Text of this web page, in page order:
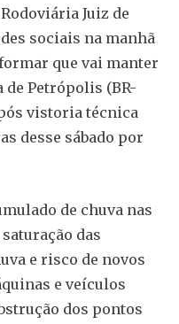
Juiz de
sociais na manhã
que vai manter
de Petrópolis (BR-
vistoria técnica
desse sábado por
de chuva nas
das
e risco de novos
e veículos
dos pontos